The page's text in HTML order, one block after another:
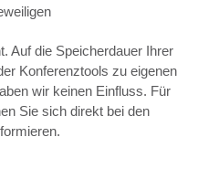
Auf die Speicherdauer Ihrer
Konferenztools zu eigenen
wir keinen Einfluss. Für
Sie sich direkt bei den